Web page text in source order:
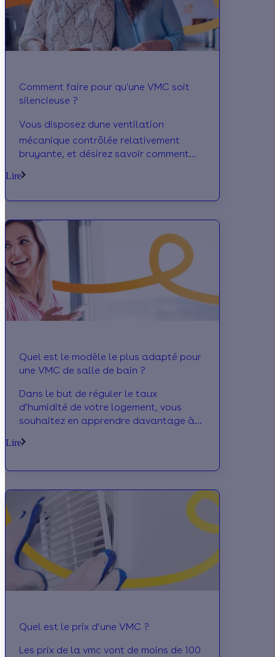
Comment faire pour qu'une VMC soit
silencieuse ?
Vous disposez dune ventilation
mécanique contrôlée relativement
bruyante, et désirez savoir comment
Calculeo vous donne quelques conseils
les moindres mauvaises odeurs ni aucun
polluant.
Lire
Quel est le modèle le plus adapté pour
une VMC de salle de bain ?
Dans le but de réguler le taux
d’humidité de votre logement, vous
souhaitez en apprendre davantage à
salle de bain ? Au cours de cet article,
plus pertinentes et vous expose les
économies d’énergie réalisables par ce
biais.
Lire
Quel est le prix d’une VMC ?
Les prix de la vmc vont de moins de 100